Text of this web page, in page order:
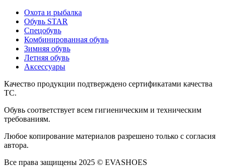
Охота и рыбалка
Обувь STAR
Спецобувь
Комбинированная обувь
Зимняя обувь
Летняя обувь
Аксессуары
Качество продукции подтверждено сертификатами качества
ТС.
Обувь соответствует всем гигиеническим и техническим
требованиям.
Любое копирование материалов разрешено только с согласия
автора.
Все права защищены 2025 © EVASHOES